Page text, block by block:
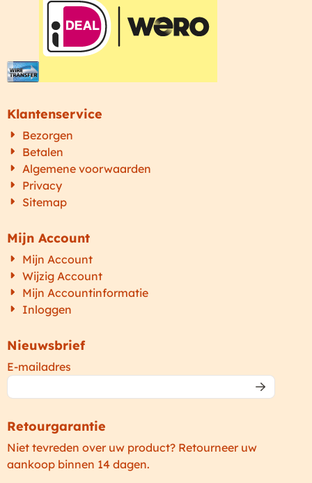
Klantenservice
Bezorgen
Betalen
Algemene voorwaarden
Privacy
Sitemap
Mijn Account
Mijn Account
Wijzig Account
Mijn Accountinformatie
Inloggen
Nieuwsbrief
E-mailadres
Retourgarantie
Niet tevreden over uw product? Retourneer uw
aankoop binnen 14 dagen.